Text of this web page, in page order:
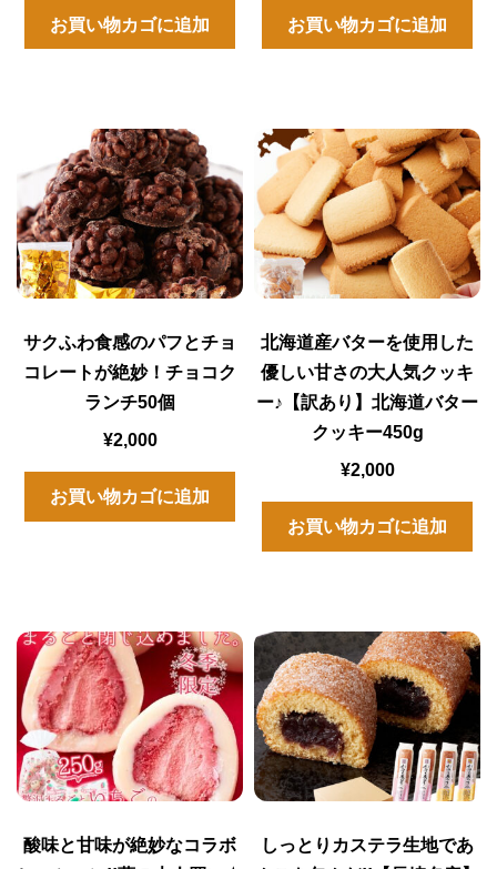
お買い物カゴに追加 お買い物カゴに追加
サクふわ食感のパフとチョ
コレートが絶妙！チョコク
ランチ50個
¥2,000
お買い物カゴに追加
北海道産バターを使用した
優しい甘さの大人気クッキ
ー♪【訳あり】北海道バター
クッキー450g
¥2,000
お買い物カゴに追加
酸味と甘味が絶妙なコラボ
しっとりカステラ生地であ